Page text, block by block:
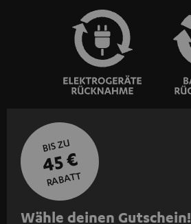
BIS ZU
45 €
RABATT
N
Wähle deinen Gutschein!